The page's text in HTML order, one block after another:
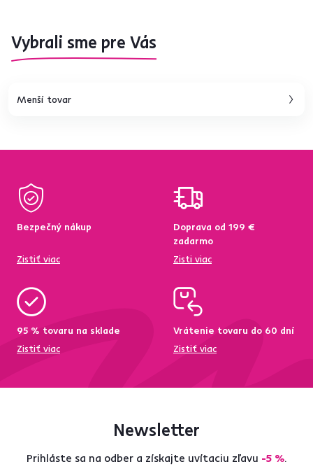
Vybrali sme pre Vás
Menší tovar
Bezpečný nákup
Zistiť viac
Doprava od 199 €
zadarmo
Zisti viac
95 % tovaru na sklade
Zistiť viac
Vrátenie tovaru do 60 dní
Zistiť viac
Newsletter
Prihláste sa na odber a získajte uvítaciu zľavu -5 %.